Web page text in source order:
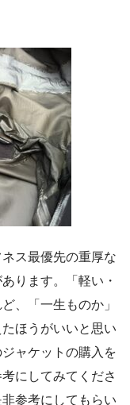
ス最優先の重厚な
ります。「軽い・
、「一生ものか」
ほうがいいと思い
ャケットの購入を
にしてみてくださ
参考にしてもらい